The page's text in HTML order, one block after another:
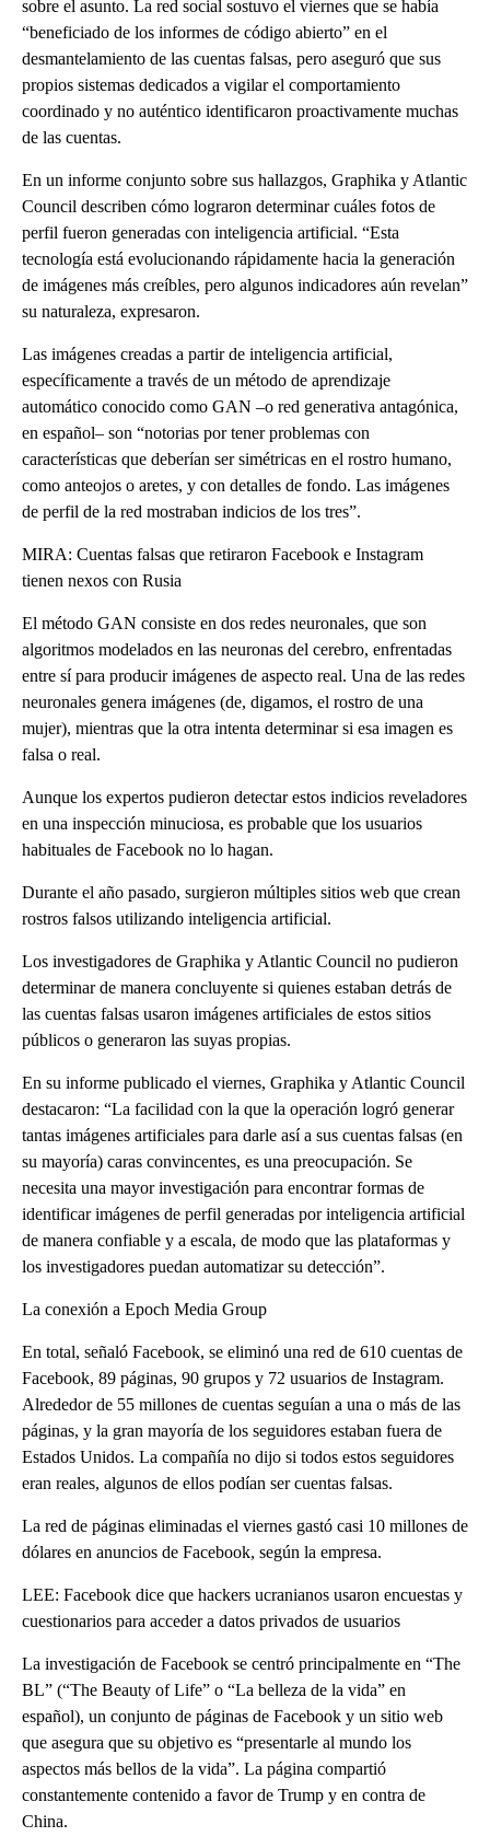
sobre el asunto. La red social sostuvo el viernes que se había
“beneficiado de los informes de código abierto” en el
desmantelamiento de las cuentas falsas, pero aseguró que sus
propios sistemas dedicados a vigilar el comportamiento
coordinado y no auténtico identificaron proactivamente muchas
de las cuentas.
En un informe conjunto sobre sus hallazgos, Graphika y Atlantic
Council describen cómo lograron determinar cuáles fotos de
perfil fueron generadas con inteligencia artificial. “Esta
tecnología está evolucionando rápidamente hacia la generación
de imágenes más creíbles, pero algunos indicadores aún revelan”
su naturaleza, expresaron.
Las imágenes creadas a partir de inteligencia artificial,
específicamente a través de un método de aprendizaje
automático conocido como GAN –o red generativa antagónica,
en español– son “notorias por tener problemas con
características que deberían ser simétricas en el rostro humano,
como anteojos o aretes, y con detalles de fondo. Las imágenes
de perfil de la red mostraban indicios de los tres”.
MIRA: Cuentas falsas que retiraron Facebook e Instagram
tienen nexos con Rusia
El método GAN consiste en dos redes neuronales, que son
algoritmos modelados en las neuronas del cerebro, enfrentadas
entre sí para producir imágenes de aspecto real. Una de las redes
neuronales genera imágenes (de, digamos, el rostro de una
mujer), mientras que la otra intenta determinar si esa imagen es
falsa o real.
Aunque los expertos pudieron detectar estos indicios reveladores
en una inspección minuciosa, es probable que los usuarios
habituales de Facebook no lo hagan.
Durante el año pasado, surgieron múltiples sitios web que crean
rostros falsos utilizando inteligencia artificial.
Los investigadores de Graphika y Atlantic Council no pudieron
determinar de manera concluyente si quienes estaban detrás de
las cuentas falsas usaron imágenes artificiales de estos sitios
públicos o generaron las suyas propias.
En su informe publicado el viernes, Graphika y Atlantic Council
destacaron: “La facilidad con la que la operación logró generar
tantas imágenes artificiales para darle así a sus cuentas falsas (en
su mayoría) caras convincentes, es una preocupación. Se
necesita una mayor investigación para encontrar formas de
identificar imágenes de perfil generadas por inteligencia artificial
de manera confiable y a escala, de modo que las plataformas y
los investigadores puedan automatizar su detección”.
La conexión a Epoch Media Group
En total, señaló Facebook, se eliminó una red de 610 cuentas de
Facebook, 89 páginas, 90 grupos y 72 usuarios de Instagram.
Alrededor de 55 millones de cuentas seguían a una o más de las
páginas, y la gran mayoría de los seguidores estaban fuera de
Estados Unidos. La compañía no dijo si todos estos seguidores
eran reales, algunos de ellos podían ser cuentas falsas.
La red de páginas eliminadas el viernes gastó casi 10 millones de
dólares en anuncios de Facebook, según la empresa.
LEE: Facebook dice que hackers ucranianos usaron encuestas y
cuestionarios para acceder a datos privados de usuarios
La investigación de Facebook se centró principalmente en “The
BL” (“The Beauty of Life” o “La belleza de la vida” en
español), un conjunto de páginas de Facebook y un sitio web
que asegura que su objetivo es “presentarle al mundo los
aspectos más bellos de la vida”. La página compartió
constantemente contenido a favor de Trump y en contra de
China.